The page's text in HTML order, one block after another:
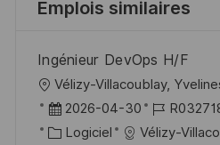
Emplois similaires
Ingénieur DevOps H/F
o
c
Vélizy-Villacoublay,
D
a
2026-04-30
R
é
C Logiciel
Vélizy-